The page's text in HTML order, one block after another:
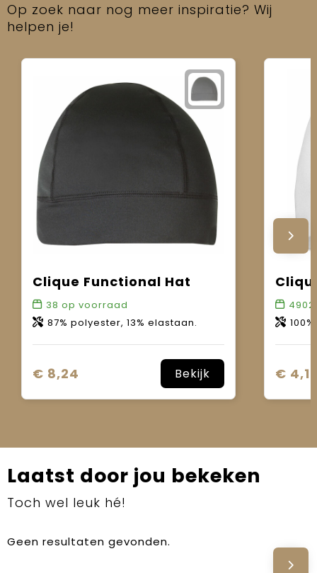
Op zoek naar nog meer inspiratie? Wij
helpen je!
Clique Functional Hat
38 op voorraad
87% polyester, 13% elastaan.
€ 8,24 Bekijk
100%
€
Laatst door jou bekeken
Toch wel leuk hé!
Geen resultaten gevonden.